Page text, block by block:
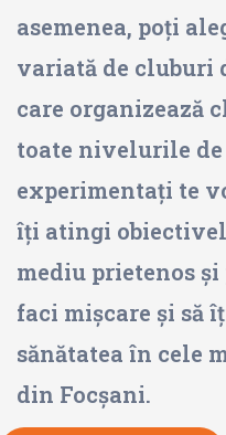
asemenea, poți
variată de cluburi
care organizează
toate nivelurile
experimentați te
îți atingi
mediu prietenos
faci mișcare și să
sănătatea în cele
din Focșani.